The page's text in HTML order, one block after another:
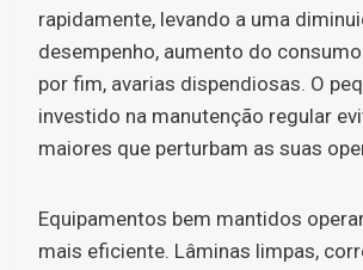
rapidamente, levando a uma
desempenho, aumento do
por fim, avarias dispendiosas. O
investido na manutenção regular
maiores que perturbam as suas
Equipamentos bem mantidos
mais eficiente. Lâminas limpas,